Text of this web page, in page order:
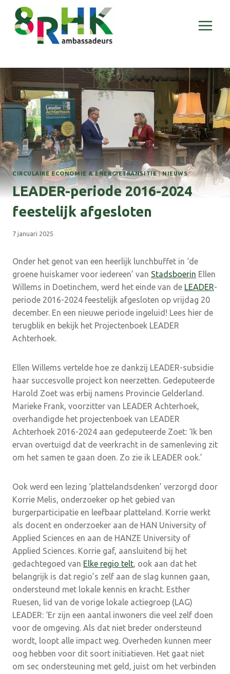
Doorgaan
naar
inhoud
CIRCULAIRE ECONOMIE & ENERGIETRANSITIE|NIEUWS
LEADER-periode 2016-2024
feestelijk afgesloten
7 januari 2025
Onder het genot van een heerlijk lunchbuffet in ‘de
groene huiskamer voor iedereen’ van Stadsboerin Ellen
Willems in Doetinchem, werd het einde van de LEADER-
periode 2016-2024 feestelijk afgesloten op vrijdag 20
december. En een nieuwe periode ingeluid! Lees hier de
terugblik en bekijk het Projectenboek LEADER
Achterhoek.
Ellen Willems vertelde hoe ze dankzij LEADER-subsidie
haar succesvolle project kon neerzetten. Gedeputeerde
Harold Zoet was erbij namens Provincie Gelderland.
Marieke Frank, voorzitter van LEADER Achterhoek,
overhandigde het projectenboek van LEADER
Achterhoek 2016-2024 aan gedeputeerde Zoet: ‘Ik ben
ervan overtuigd dat de veerkracht in de samenleving zit
om het samen te gaan doen. Zo zie ik LEADER ook.’
Ook werd een lezing ‘plattelandsdenken’ verzorgd door
Korrie Melis, onderzoeker op het gebied van
burgerparticipatie en leefbaar platteland. Korrie werkt
als docent en onderzoeker aan de HAN University of
Applied Sciences en aan de HANZE University of
Applied Sciences. Korrie gaf, aansluitend bij het
gedachtegoed van Elke regio telt, ook aan dat het
belangrijk is dat regio’s zelf aan de slag kunnen gaan,
ondersteund met lokale kennis en kracht. Esther
Ruesen, lid van de vorige lokale actiegroep (LAG)
LEADER: ‘Er zijn een aantal inwoners die veel zelf doen
voor de omgeving. Als dat niet breder ondersteund
wordt, loopt alle impact weg. Overheden kunnen meer
oog hebben voor dit soort initiatieven. Het gaat niet
om sec ondersteuning met geld, juist om het verbinden